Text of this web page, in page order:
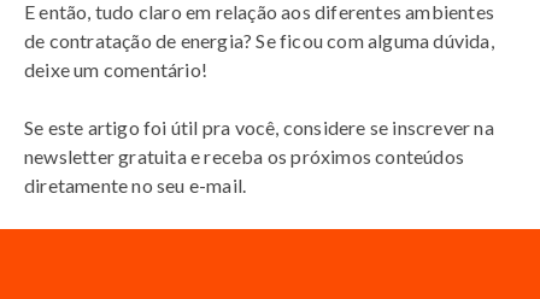
E então, tudo claro em relação aos diferentes ambientes
de contratação de energia? Se ficou com alguma dúvida,
deixe um comentário!
Se este artigo foi útil pra você, considere se inscrever na
newsletter gratuita e receba os próximos conteúdos
diretamente no seu e-mail.